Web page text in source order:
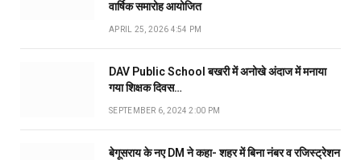
वार्षिक समारोह आयोजित
APRIL 25, 2026 4:54 PM
DAV Public School बखरी में अनोखे अंदाज में मनाया
गया शिक्षक दिवस…
SEPTEMBER 6, 2024 2:00 PM
बेगूसराय के नए DM ने कहा- शहर में बिना नंबर व रजिस्ट्रेशन